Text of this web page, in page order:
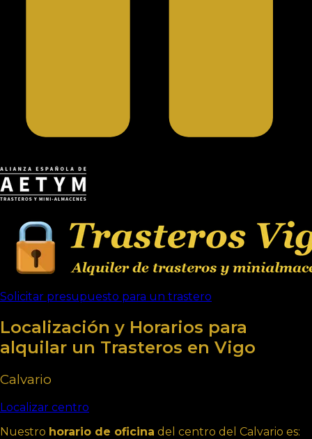
Solicitar presupuesto para un trastero
Localización y Horarios para
alquilar un Trasteros en Vigo
Calvario
Localizar centro
Nuestro horario de oficina del centro del Calvario es: